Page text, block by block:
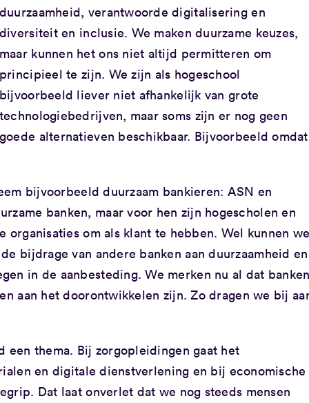
duurzaamheid, verantwoorde digitalisering en
diversiteit en inclusie. We maken duurzame keuzes,
maar kunnen het ons niet altijd permitteren om
principieel te zijn. We zijn als hogeschool
bijvoorbeeld liever niet afhankelijk van grote
technologiebedrijven, maar soms zijn er nog geen
goede alternatieven beschikbaar. Bijvoorbeeld omdat
bijvoorbeeld duurzaam bankieren: ASN en
banken, maar voor hen zijn hogescholen en
om als klant te hebben. Wel kunnen we
bijdrage van andere banken aan duurzaamheid en
in de aanbesteding. We merken nu al dat banken
aan het doorontwikkelen zijn. Zo dragen we bij
een thema. Bij zorgopleidingen gaat het
en digitale dienstverlening en bij economische
Dat laat onverlet dat we nog steeds mensen